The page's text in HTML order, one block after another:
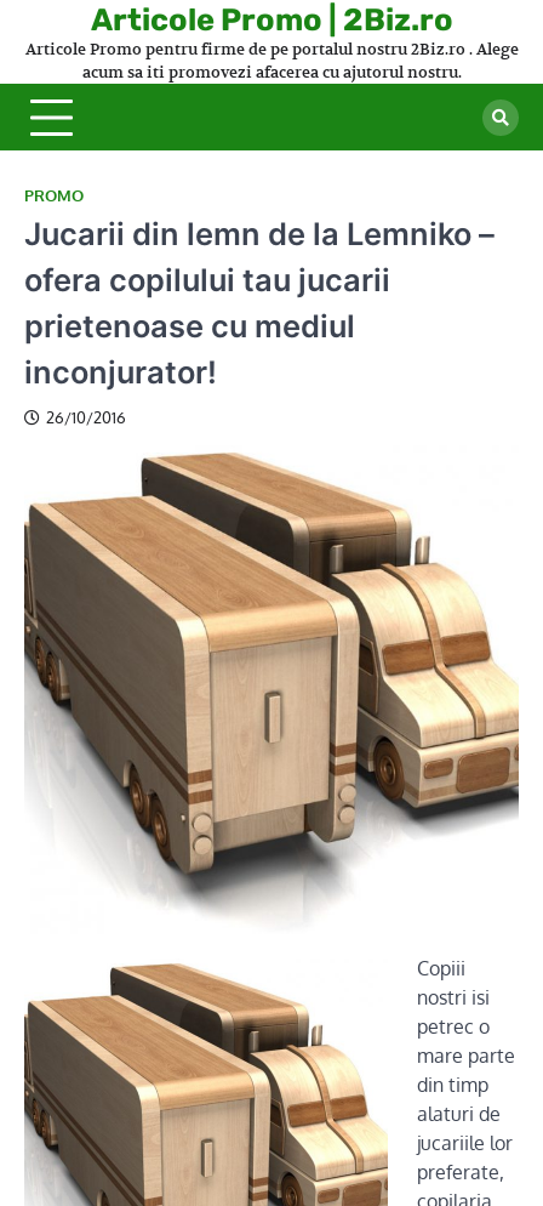
Articole Promo | 2Biz.ro
Articole Promo pentru firme de pe portalul nostru 2Biz.ro . Alege
acum sa iti promovezi afacerea cu ajutorul nostru.
PROMO
Jucarii din lemn de la Lemniko –
ofera copilului tau jucarii
prietenoase cu mediul
inconjurator!
26/10/2016
Copiii
nostri isi
petrec o
mare parte
din timp
alaturi de
jucariile lor
preferate,
copilaria